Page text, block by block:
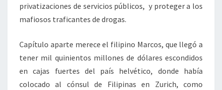
privatizaciones de servicios públicos, y proteger a los
mafiosos traficantes de drogas.
Capítulo aparte merece el filipino Marcos, que llegó a
tener mil quinientos millones de dólares escondidos
en cajas fuertes del país helvético, donde había
colocado al cónsul de Filipinas en Zurich, como